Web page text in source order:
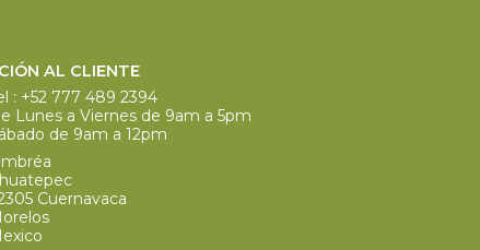
AL CLIENTE
: +52 777 489 2394
Lunes a Viernes de 9am a 5pm
de 9am a 12pm
Cuernavaca